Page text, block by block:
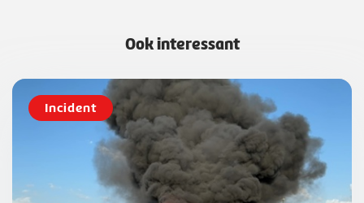
Ook interessant
Incident